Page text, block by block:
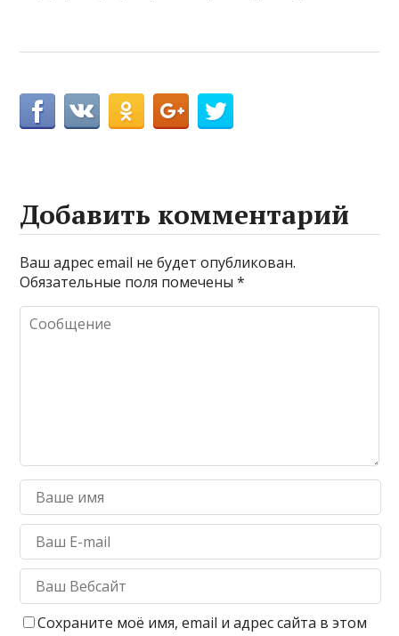
Добавить комментарий
Ваш адрес email не будет опубликован.
Обязательные поля помечены*
Сохраните моё имя, email и адрес сайта в этом